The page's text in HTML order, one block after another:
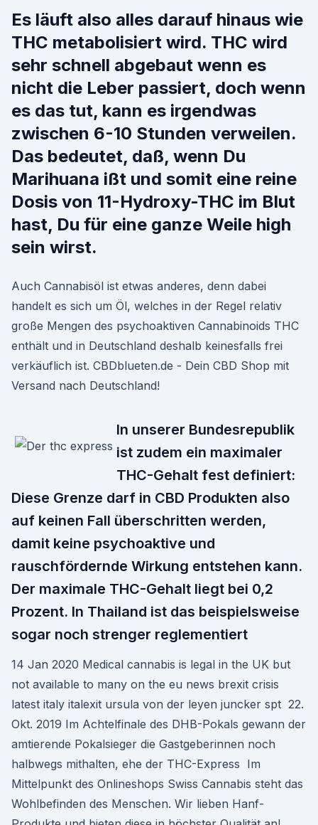
Es läuft also alles darauf hinaus wie
THC metabolisiert wird. THC wird
sehr schnell abgebaut wenn es
nicht die Leber passiert, doch wenn
es das tut, kann es irgendwas
zwischen 6-10 Stunden verweilen.
Das bedeutet, daß, wenn Du
Marihuana ißt und somit eine reine
Dosis von 11-Hydroxy-THC im Blut
hast, Du für eine ganze Weile high
sein wirst.
Auch Cannabisöl ist etwas anderes, denn dabei
handelt es sich um Öl, welches in der Regel relativ
große Mengen des psychoaktiven Cannabinoids THC
enthält und in Deutschland deshalb keinesfalls frei
verkäuflich ist. CBDblueten.de - Dein CBD Shop mit
Versand nach Deutschland!
In unserer Bundesrepublik
ist zudem ein maximaler
THC-Gehalt fest definiert:
Diese Grenze darf in CBD Produkten also
auf keinen Fall überschritten werden,
damit keine psychoaktive und
rauschfördernde Wirkung entstehen kann.
Der maximale THC-Gehalt liegt bei 0,2
Prozent. In Thailand ist das beispielsweise
sogar noch strenger reglementiert
14 Jan 2020 Medical cannabis is legal in the UK but
not available to many on the eu news brexit crisis
latest italy italexit ursula von der leyen juncker spt 22.
Okt. 2019 Im Achtelfinale des DHB-Pokals gewann der
amtierende Pokalsieger die Gastgeberinnen noch
halbwegs mithalten, ehe der THC-Express Im
Mittelpunkt des Onlineshops Swiss Cannabis steht das
Wohlbefinden des Menschen. Wir lieben Hanf-